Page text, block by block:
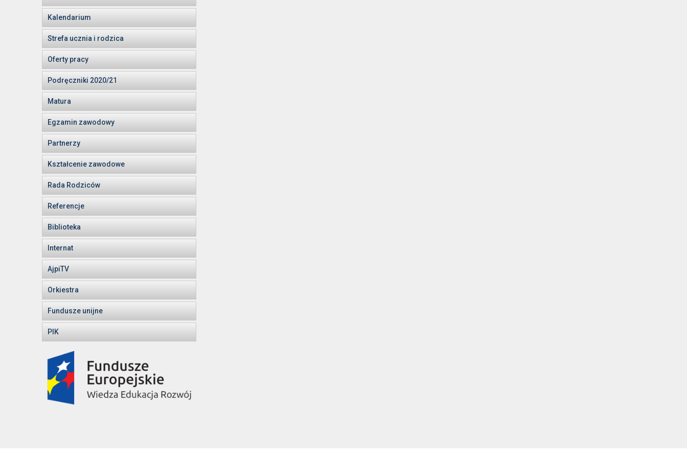
Kalendarium
Strefa ucznia i rodzica
Oferty pracy
Podręczniki 2020/21
Matura
Egzamin zawodowy
Partnerzy
Kształcenie zawodowe
Rada Rodziców
Referencje
Biblioteka
Internat
AjpiTV
Orkiestra
Fundusze unijne
PIK